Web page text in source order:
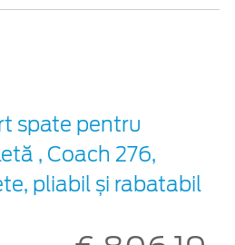
spate pentru
, Coach 276,
pliabil și rabatabil